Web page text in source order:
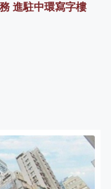
進駐中環寫字樓